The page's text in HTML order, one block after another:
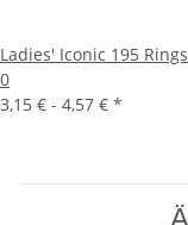
Ladies' Iconic 195
0
3,15 € - 4,57 € *